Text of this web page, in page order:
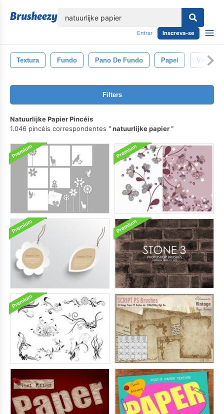
Entrar Inscreva-se
Textura Fundo Pano De Fundo Papel Vintage
Filters
Natuurlijke Papier Pincéis
1.046 pincéis correspondentes
natuurlijke papier